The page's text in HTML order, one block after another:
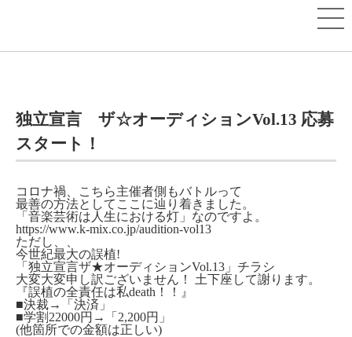
独立宣言 ザ☆オーディションVol.13 応募
スタート！
コロナ禍、こちら主催者側もバトルって
最善の方法としてここに辿り着きました。
「音楽芸術は人生における灯」なのですよ。
https://www.k-mix.co.jp/audition-vol13
ただし、、
今世紀最大の誤植!
「独立宣言ザ★オーディションVol.13」チラシ
大変大変申し訳ございません！ 土下座して謝ります。
『誤植の全責任は私death！！』
■決裁→「決済」
■学割22000円→「2,200円」
(他箇所での金額は正しい)